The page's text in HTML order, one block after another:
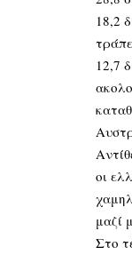
18,2
12,7
οι
μαζί
Στο